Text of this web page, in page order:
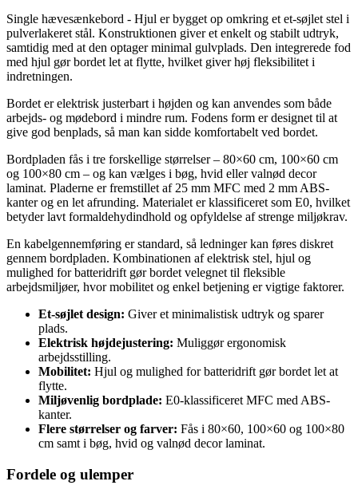
Single hævesænkebord - Hjul er bygget op omkring et et-søjlet stel i
pulverlakeret stål. Konstruktionen giver et enkelt og stabilt udtryk,
samtidig med at den optager minimal gulvplads. Den integrerede fod
med hjul gør bordet let at flytte, hvilket giver høj fleksibilitet i
indretningen.
Bordet er elektrisk justerbart i højden og kan anvendes som både
arbejds- og mødebord i mindre rum. Fodens form er designet til at
give god benplads, så man kan sidde komfortabelt ved bordet.
Bordpladen fås i tre forskellige størrelser – 80×60 cm, 100×60 cm
og 100×80 cm – og kan vælges i bøg, hvid eller valnød decor
laminat. Pladerne er fremstillet af 25 mm MFC med 2 mm ABS-
kanter og en let afrunding. Materialet er klassificeret som E0, hvilket
betyder lavt formaldehydindhold og opfyldelse af strenge miljøkrav.
En kabelgennemføring er standard, så ledninger kan føres diskret
gennem bordpladen. Kombinationen af elektrisk stel, hjul og
mulighed for batteridrift gør bordet velegnet til fleksible
arbejdsmiljøer, hvor mobilitet og enkel betjening er vigtige faktorer.
Et-søjlet design: Giver et minimalistisk udtryk og sparer
plads.
Elektrisk højdejustering: Muliggør ergonomisk
arbejdsstilling.
Mobilitet: Hjul og mulighed for batteridrift gør bordet let at
flytte.
Miljøvenlig bordplade: E0-klassificeret MFC med ABS-
kanter.
Flere størrelser og farver: Fås i 80×60, 100×60 og 100×80
cm samt i bøg, hvid og valnød decor laminat.
Fordele og ulemper